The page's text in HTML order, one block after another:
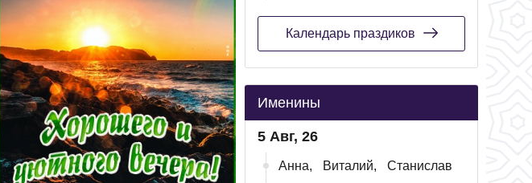
Календарь праздиков
Именины
5 Авг, 26
Анна, Виталий, Станислав